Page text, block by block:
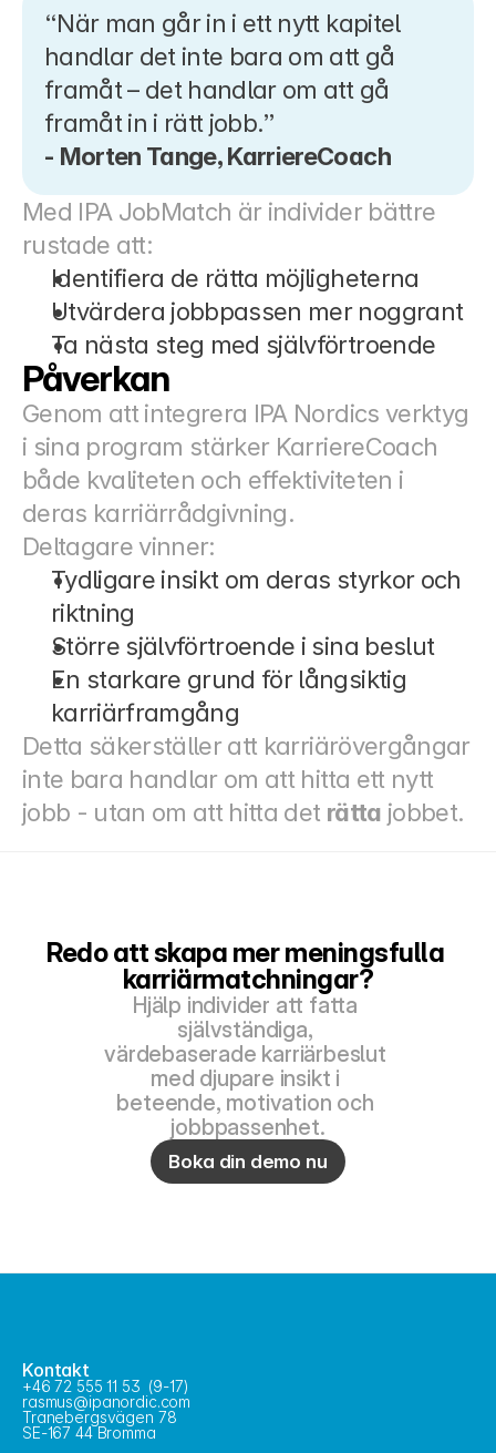
“När man går in i ett nytt kapitel
handlar det inte bara om att gå
framåt – det handlar om att gå
framåt in i rätt jobb.”
- Morten Tange, KarriereCoach
Med IPA JobMatch är individer bättre
rustade att:
Identifiera de rätta möjligheterna
Utvärdera jobbpassen mer noggrant
Ta nästa steg med självförtroende
Påverkan
Genom att integrera IPA Nordics verktyg
i sina program stärker KarriereCoach
både kvaliteten och effektiviteten i
deras karriärrådgivning.
Deltagare vinner:
Tydligare insikt om deras styrkor och
riktning
Större självförtroende i sina beslut
En starkare grund för långsiktig
karriärframgång
Detta säkerställer att karriärövergångar
inte bara handlar om att hitta ett nytt
jobb - utan om att hitta det rätta jobbet.
Redo att skapa mer meningsfulla
karriärmatchningar?
Hjälp individer att fatta
självständiga,
värdebaserade karriärbeslut
med djupare insikt i
beteende, motivation och
jobbpassenhet.
Boka din demo nu
Kontakt
+46 72 555 11 53  (9-17)
rasmus@ipanordic.com
Tranebergsvägen 78
SE-167 44 Bromma